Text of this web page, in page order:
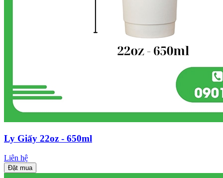
Ly Giấy 22oz - 650ml
Liên hệ
Đặt mua